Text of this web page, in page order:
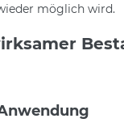
möglich wird.